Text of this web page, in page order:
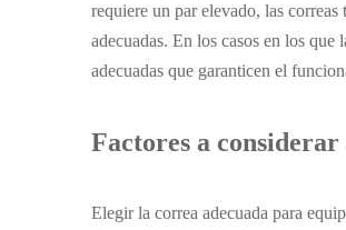
requiere un par elevado, las
adecuadas. En los casos en los
adecuadas que garanticen el
Factores a
Elegir la correa adecuada para